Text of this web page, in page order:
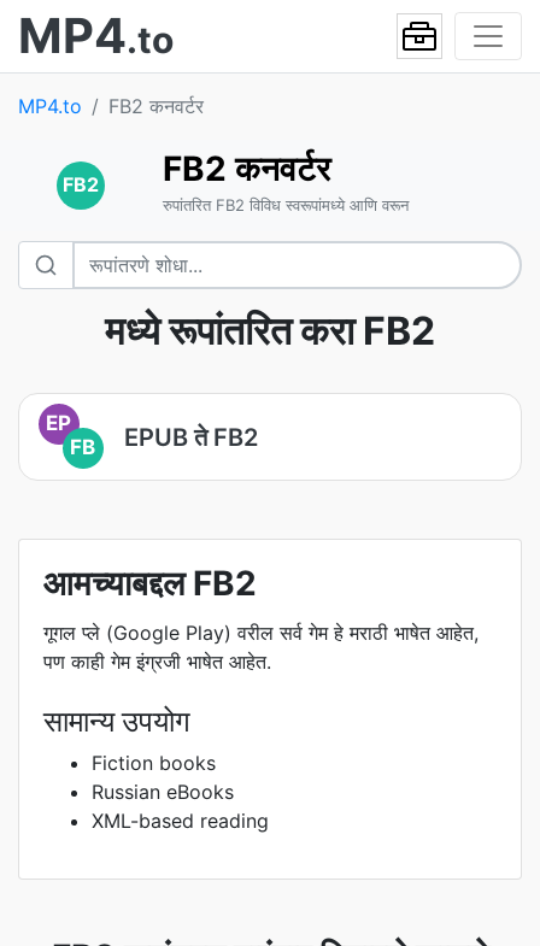
MP4.to
MP4.to FB2 कनवर्टर
FB2 FB2 कनवर्टर
रुपांतरित FB2 विविध स्वरूपांमध्ये आणि वरून
मध्ये रूपांतरित करा FB2
EP
FB
EPUB ते FB2
आमच्याबद्दल FB2
गूगल प्ले (Google Play) वरील सर्व गेम हे मराठी भाषेत आहेत,
पण काही गेम इंग्रजी भाषेत आहेत.
सामान्य उपयोग
Fiction books
Russian eBooks
XML-based reading